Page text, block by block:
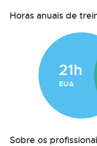
Horas anuais de
21h
EUA
Sobre os